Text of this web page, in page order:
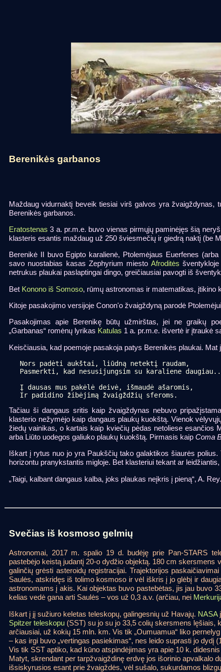
Berenikės garbanos
Maždaug vidurnaktį beveik tiesiai virš galvos yra
Berenikės garbanos.
Eratostenas 3 a. pr.m.e. buvo vienas pirmųjų paminėjęs šią
klasteris esantis maždaug už 250 šviesmečių ir giedrą naktį (be
Berenikė II buvo Egipto karalienė, Ptolemėjaus Euerfenes (arba
savo nuostabias kasas Zephyrium miesto Afroditės
netrukus plaukai paslaptingai dingo, greičiausiai pavogti iš
Bet Konono iš Somoso, rūmų astronomas ir matematikas, įtikino
Kitoje pasakojimo versijoje Conon'o žvaigždyną parodė
Pasakojimas apie Berenikę būtų užmirštas, jei ne graikų
„Garbanas“ romėnų lyrikas Katulas 1 a. pr.m.e. išvertė ir įtraukė
Keisčiausia, kad poemoje pasakoja patys Berenikės plaukai.
Nors padėti aukštai, liūdną netektį raudam,
Pasmerkti, kad nesusijungsim su karaliene
Į dausas mus pakėlė deivė, išmaudė ašaromis,
Ir padidino žibėjimą žvaigždžių sferoms.
Tačiau ši dangaus sritis kaip žvaigždynas nebuvo
klasterio nežymėjo kaip dangaus plaukų kuokštą. Vienok
žiedų vainikas, o kartais kaip kviečių pėdas netoliese esančios
arba Liūto uodegos galiuko plaukų kuokštą. Pirmasis kaip Coma
Iškart į rytus nuo jo yra Paukščių tako galaktikos šiaurės
horizontu pranykstantis migloje. Bet klasteriui tekant ar
„Taigi, kalbant dangaus kalba, joks plaukas neįkris į pieną“, A.
Svečias iš kosmoso gelmių
Astronomai, 2017 m. spalio 19 d. budėję prie Pan-STARS
pastebėjo keistą judantį 20-o dydžio objektą. 180 cm
galinčių grėsti asteroidų registracijai. Trajektorijos
Saulės, atskridęs iš tolimo kosmoso ir vėl iškris į jo glėbį ir
astronomams į akis. Kai objektas buvo pastebėtas, jis jau buvo
kelias vedė gana arti Saulės – vos už 0,3 a.v. (arčiau, nei
Iškart į jį sužiuro keletas teleskopų, galingesnių už Havajų. NASA
Spitzer teleskopu (SST) su jo su jo 33,5 colių skersmens lęšiais,
arčiausiai, už kokių 15 mln. km. Vis tik „Oumuamua“ liko
– kas irgi buvo „vertingas pasiekimas“, nes leido suprasti jo dydį
Vis tik SST aptiko, kad kūno atspindėjimas yra apie 10 k.
Matyt, skrendant per tarpžvaigždinę erdvę jos išorinio apvalkalo
išsiskyrusios esant prie žvaigždės, vėl sušalo, sukurdamos